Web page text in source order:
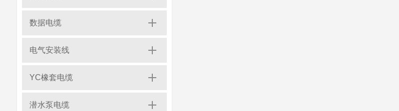
数据电缆
电气安装线
YC橡套电缆
潜水泵电缆